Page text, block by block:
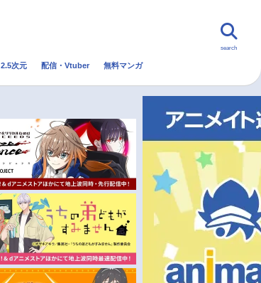
トレンド 無料マンガ
秋アニメ
冬アニメ
search
2.5次元 配信・Vtuber 無料マンガ